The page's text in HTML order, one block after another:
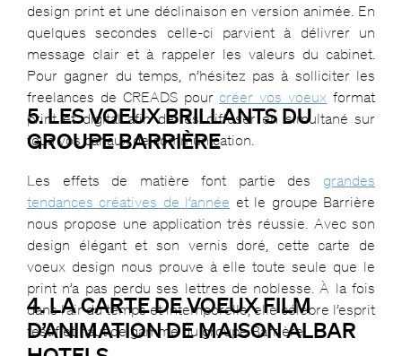
design print et une déclinaison en version animée. En
quelques secondes celle-ci parvient à délivrer un
message clair et à rappeler les valeurs du cabinet.
Pour gagner du temps, n’hésitez pas à solliciter les
freelances de CREADS pour créer vos voeux format
print et digital afin de les diffuser en simultané sur
tous vos canaux de communication.
5. LES VOEUX BRILLANTS DU
GROUPE BARRIÈRE
Les effets de matière font partie des grandes
tendances créatives de l’année et le groupe Barrière
nous propose une application très réussie. Avec son
design élégant et son vernis doré, cette carte de
voeux design nous prouve à elle toute seule que le
print n’a pas perdu ses lettres de noblesse. À la fois
dans l’air du temps et intemporelle, elle célèbre l’esprit
festif et haut de gamme du groupe Barrière.
4. LA CARTE DE VOEUX FILM
D’ANIMATION DE MAISON ALBAR